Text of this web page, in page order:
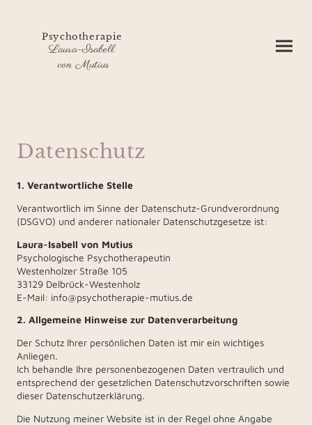
Psychotherapie
Laura-Isabell
von Mutius
Datenschutz
1. Verantwortliche Stelle
Verantwortlich im Sinne der Datenschutz-Grundverordnung
(DSGVO) und anderer nationaler Datenschutzgesetze ist:
Laura-Isabell von Mutius
Psychologische Psychotherapeutin
Westenholzer Straße 105
33129 Delbrück-Westenholz
E-Mail: info@psychotherapie-mutius.de
2. Allgemeine Hinweise zur Datenverarbeitung
Der Schutz Ihrer persönlichen Daten ist mir ein wichtiges
Anliegen.
Ich behandle Ihre personenbezogenen Daten vertraulich und
entsprechend der gesetzlichen Datenschutzvorschriften sowie
dieser Datenschutzerklärung.
Die Nutzung meiner Website ist in der Regel ohne Angabe